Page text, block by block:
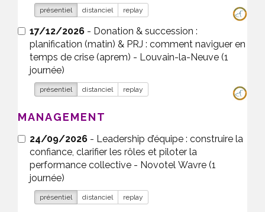
présentiel distanciel replay
17/12/2026 - Donation & succession :
planification (matin) & PRJ : comment naviguer en
temps de crise (aprem) - Louvain-la-Neuve (1
journée)
présentiel distanciel replay
MANAGEMENT
24/09/2026 - Leadership d’équipe : construire la
confiance, clarifier les rôles et piloter la
performance collective - Novotel Wavre (1
journée)
présentiel distanciel replay